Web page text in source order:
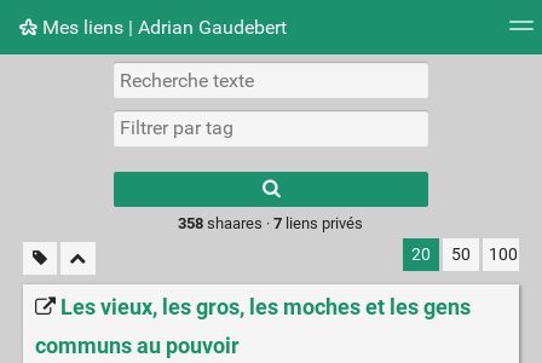
Mes liens | Adrian Gaudebert
Nuage de tags Mur d'images
results.
358 shaares ·7 liens privés
20 50 100
Les vieux, les gros, les moches et les gens
communs au pouvoir